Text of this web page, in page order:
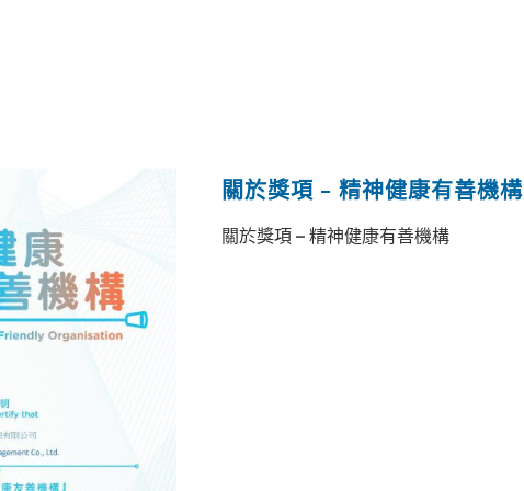
關於獎項 – 精神健康有善機構
關於獎項 – 精神健康有善機構